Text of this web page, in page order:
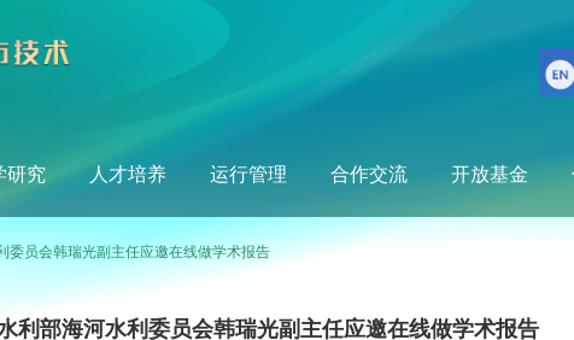
研究 人才培养 运行管理 合作交流 开放基金
委员会韩瑞光副主任应邀在线做学术报告
利部海河水利委员会韩瑞光副主任应邀在线做学术报告